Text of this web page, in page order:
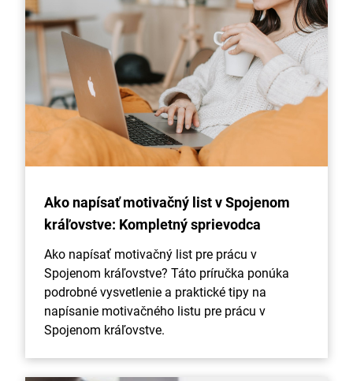
Ako napísať motivačný list v Spojenom
kráľovstve: Kompletný sprievodca
Ako napísať motivačný list pre prácu v
Spojenom kráľovstve? Táto príručka ponúka
podrobné vysvetlenie a praktické tipy na
napísanie motivačného listu pre prácu v
Spojenom kráľovstve.